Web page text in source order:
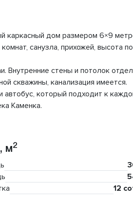
каркасный дом размером 6×9
санузла, прихожей, высота
стены и потолок
скважины, канализация имеется.
который подходит к
Каменка.
м2
12